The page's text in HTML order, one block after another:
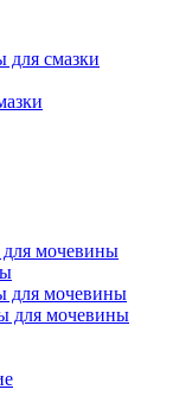
для смазки
для мочевины
для мочевины
для мочевины